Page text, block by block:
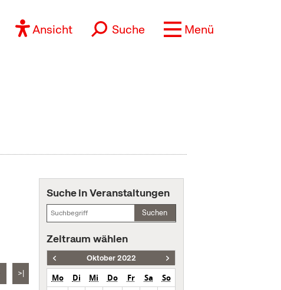
Ansicht Suche Menü
>|
Suche in Veranstaltungen
Suchen
Zeitraum wählen
Oktober 2022
Mo Di Mi Do Fr Sa
So